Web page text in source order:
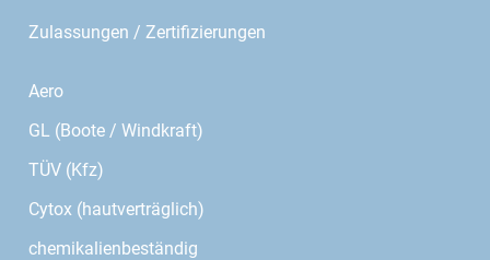
Zulassungen / Zertifizierungen
Aero
GL (Boote / Windkraft)
TÜV (Kfz)
Cytox (hautverträglich)
chemikalienbeständig